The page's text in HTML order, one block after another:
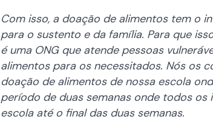
Com isso, a doação de alimentos tem o
para o sustento e da família. Para que
é uma ONG que atende pessoas
alimentos para os necessitados. Nós os
doação de alimentos de nossa escola
período de duas semanas onde todos os
escola até o final das duas semanas.